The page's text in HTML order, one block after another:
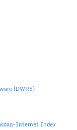
(DWRE)
Internet Index